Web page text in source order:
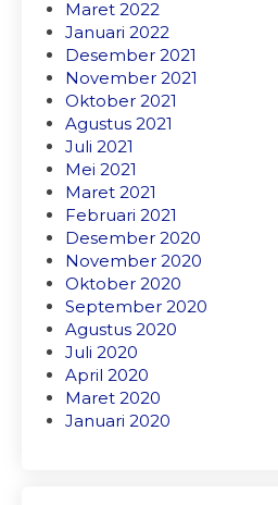
Maret 2022
Januari 2022
Desember 2021
November 2021
Oktober 2021
Agustus 2021
Juli 2021
Mei 2021
Maret 2021
Februari 2021
Desember 2020
November 2020
Oktober 2020
September 2020
Agustus 2020
Juli 2020
April 2020
Maret 2020
Januari 2020